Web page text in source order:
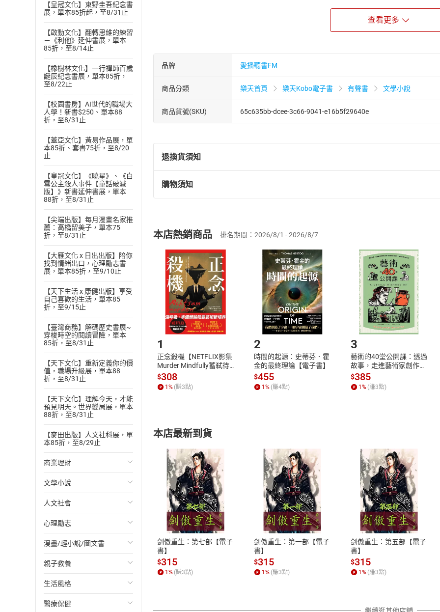
【皇冠文化】東野圭吾紀念書
展，單本85折起，至8/31止
【啟動文化】翻轉思維的練習
－《利他》延伸書展，單本
85折，至8/14止
【橡樹林文化】一行禪師百歲
誕辰紀念書展，單本85折，
至8/22止
【校園書房】AI世代的職場大
人學！新書$250、單本88
折，至8/31止
【蓋亞文化】黃易作品展，單
本85折、套書75折，至8/20
止
【皇冠文化】《曉星》、《白
雪公主殺人事件【童話破滅
版】》新書延伸書展，單本
88折，至8/31止
【尖端出版】每月漫畫名家推
薦：高橋留美子，單本75
折，至8/31止
【大雁文化 x 日出出版】陪你
找到情緒出口，心理勵志書
展，單本85折，至9/10止
【天下生活 x 康健出版】享受
自己喜歡的生活，單本85
折，至9/15止
【臺灣商務】解碼歷史書展~
穿梭時空的閱讀冒險，單本
85折，至8/31止
【天下文化】重新定義你的價
值，職場升級展，單本88
折，至8/31止
【天下文化】理解今天，才能
預見明天。世界變局展，單本
88折，至8/31止
【麥田出版】人文社科展，單
本85折，至8/29止
商業理財
投資理財
經濟/趨勢
財務/金融
管理/領導
職場工作術
成功法
行銷/廣告
文學小說
歐美文學
日本文學
韓國文學
華文文學
經典文學
成長/家庭生活小說
人文社會
國際關係
政治
社會科學
台灣/中國歷史
日/韓歷史
心理勵志
心靈成長/情緒
人際關係
兩性關係
心理學
漫畫/輕小說/圖文書
輕小說
奇幻/科幻
愛情故事
親子教養
教育現場
兒童文學/故事
生活風格
飲食/食譜
醫療保健
怎樣看世界-1
Justice (1)-1
Justice (1)-2
Justice (2)-1
Justice (3)-1
Justice (4)-1
Justice (4)-2
金錢買不到的東西(1)-1
金錢買不到的東西(1)-2
金錢買不到的東西(2)-1
金錢買不到的東西(2)-2
金錢買不到的東西(3)-1
金錢買不到的東西(3)-2
企業倫理 (1)-1
企業倫理 (1)-2
企業倫理 (2)-1
企業倫理 (2)-2
企業倫理 (3)-1
企業倫理 (4)-2
企業倫理 (5)-2
企業倫理 (6)-1
企業倫理 (6)-2
企業倫理 (7)-1
企業倫理 (7)-2
有創意的資本主義-1
有創意的資本主義-2
查看更多
品牌 愛播聽書FM
商品分類 樂天首頁 樂天Kobo電子書 有聲書 文學小說
商品貨號(SKU) 65c635bb-dcee-3c66-9041-e16b5f29640e
退換貨須知
退換貨規定：
(一)依消費者保護法第19條第1項後段暨通訊交易解除權合理例外情事適用
(二)消費者訂購本店鋪之商品即代表知悉本店鋪所銷售之商品為電子書，
且已下載/存取電子書，不得請求退貨退款。
退貨方式：您欲取消訂單或辦理退貨時，請登入樂天市場，並於「我的訂單
貨」，本店鋪將依您的申請進行審核，待審核通過後將為您辦理退款事宜。
請注意，樂天市場須以整筆訂單為單位進行取消/退貨，恕無法以單支商品取
購物須知
挑選商品
Choose
放入購物車
Shopping cart
登入帳號
Login
購書後，如何開始使用？
Step1.選擇閱讀載具 Step2.登入
付款方式
ATM轉帳、信用卡、LINE PAY、AFTEE
退換貨規範
本店是否提供消費者保護法七日猶
之權利，遽消費者保護法及通訊交
除權合理例外情事適用準則，依商
質各有不同規定。詳細退換貨說明
照各商品說明。
本店熱銷商品 排名期間：2026/8/1 - 2026/8/7
1
正念殺機【NETFLIX影集
Murder Mindfully蓄弒待
發】【電子書】
$308
1 % (賺3點)
2
時間的起源：史蒂芬．霍
金的最終理論【電子書】
$455
1 % (賺4點)
3
藝術的40堂公開課：透過
故事，走進藝術家創作現
場，看藝術如何誕生、如
何形塑人類生活【電子
書】
$385
1 % (賺3點)
本店最新到貨
剑傲重生：第七部【電子
書】
$315
1 % (賺3點)
剑傲重生：第一部【電子
書】
$315
1 % (賺3點)
剑傲重生：第五部【電子
書】
$315
1 % (賺3點)